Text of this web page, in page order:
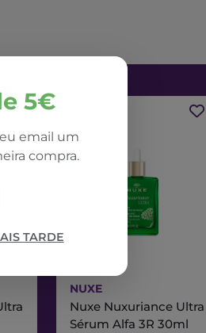
5€
email um
compra.
TARDE
NUXE
Nuxe Nuxuriance Ultra
Sérum Alfa 3R 30ml